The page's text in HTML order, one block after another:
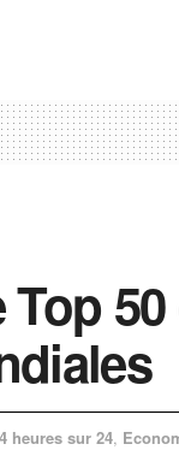
Top
heures sur 24,